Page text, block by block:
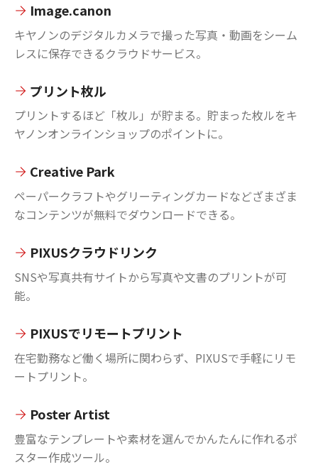
Image.canon
キヤノンのデジタルカメラで撮った写真・動画をシーム
レスに保存できるクラウドサービス。
プリント枚ル
プリントするほど「枚ル」が貯まる。貯まった枚ルをキ
ヤノンオンラインショップのポイントに。
Creative Park
ペーパークラフトやグリーティングカードなどざまざま
なコンテンツが無料でダウンロードできる。
PIXUSクラウドリンク
SNSや写真共有サイトから写真や文書のプリントが可
能。
PIXUSでリモートプリント
在宅勤務など働く場所に関わらず、PIXUSで手軽にリモ
ートプリント。
Poster Artist
豊富なテンプレートや素材を選んでかんたんに作れるポ
スター作成ツール。